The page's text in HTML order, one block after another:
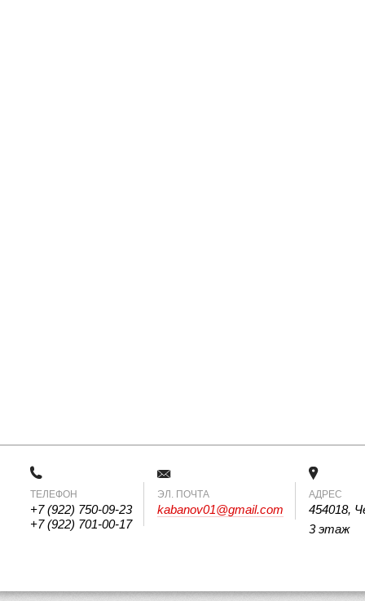
ТЕЛЕФОН
+7 (922) 750-09-23
+7 (922) 701-00-17
ЭЛ. ПОЧТА
kabanov01@gmail.com
АДРЕС
454018,
3 этаж